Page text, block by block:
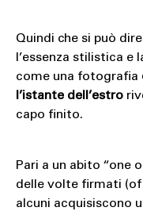
Quindi che si può
l’essenza stilistica
come una fotografia
l’istante dell’estro
capo finito.
Pari a un abito “one
delle volte firmati (of
alcuni acquisiscono